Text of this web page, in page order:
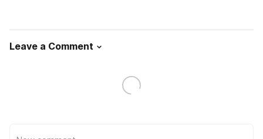
Leave a Comment